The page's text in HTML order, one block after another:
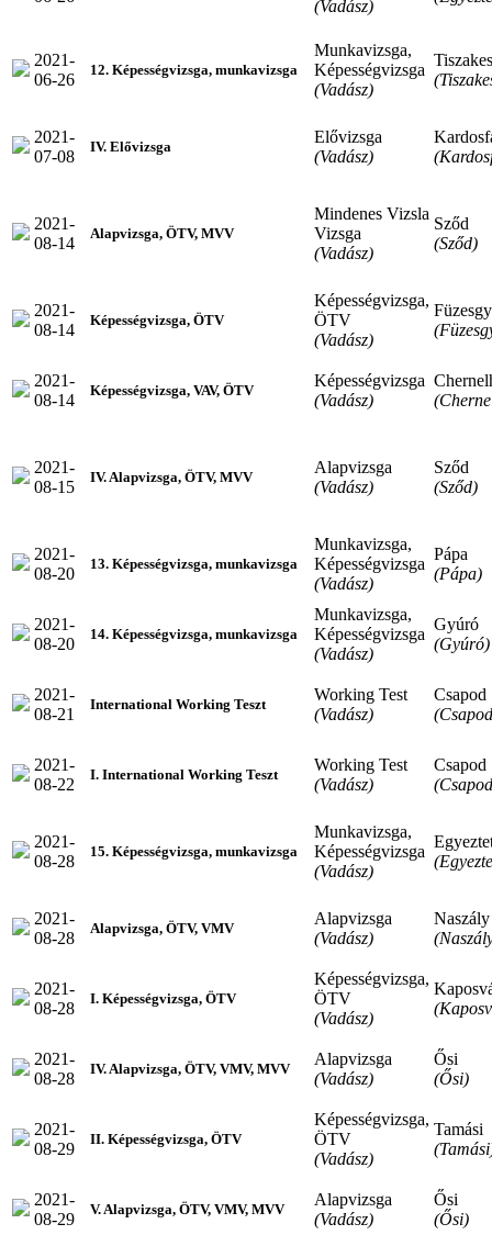
(Vadász)
2021-
06-26
12. Képességvizsga, munkavizsga
Munkavizsga,
Képességvizsga
(Vadász)
2021-
07-08
IV. Elővizsga
Elővizsga
(Vadász)
2021-
08-14
Alapvizsga, ÖTV, MVV
Mindenes Vizsla
Vizsga
(Vadász)
Sződ
(Sződ)
2021-
08-14
Képességvizsga, ÖTV
Képességvizsga,
ÖTV
(Vadász)
2021-
08-14
Képességvizsga, VAV, ÖTV
Képességvizsga
(Vadász)
2021-
08-15
IV. Alapvizsga, ÖTV, MVV
Alapvizsga
(Vadász)
Sződ
(Sződ)
2021-
08-20
13. Képességvizsga, munkavizsga
Munkavizsga,
Képességvizsga
(Vadász)
Pápa
(Pápa)
2021-
08-20
14. Képességvizsga, munkavizsga
Munkavizsga,
Képességvizsga
(Vadász)
Gyúró
(Gyúró)
2021-
08-21
International Working Teszt
Working Test
(Vadász)
Csapod
2021-
08-22
I. International Working Teszt
Working Test
(Vadász)
Csapod
2021-
08-28
15. Képességvizsga, munkavizsga
Munkavizsga,
Képességvizsga
(Vadász)
2021-
08-28
Alapvizsga, ÖTV, VMV
Alapvizsga
(Vadász)
Naszály
2021-
08-28
I. Képességvizsga, ÖTV
Képességvizsga,
ÖTV
(Vadász)
2021-
08-28
IV. Alapvizsga, ÖTV, VMV, MVV
Alapvizsga
(Vadász)
Ősi
(Ősi)
2021-
08-29
II. Képességvizsga, ÖTV
Képességvizsga,
ÖTV
(Vadász)
Tamási
2021-
08-29
V. Alapvizsga, ÖTV, VMV, MVV
Alapvizsga
(Vadász)
Ősi
(Ősi)